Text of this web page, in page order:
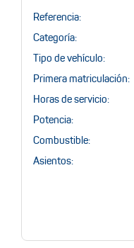
Referencia:
Categoría:
Tipo de vehículo:
Primera matriculación:
Horas de servicio:
Potencia:
Combustible:
Asientos: